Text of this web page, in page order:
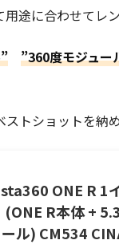
途に合わせてレ
”360度モジュー
トショットを納
ONE R 1
(ONE R本体 +
ル) CM534